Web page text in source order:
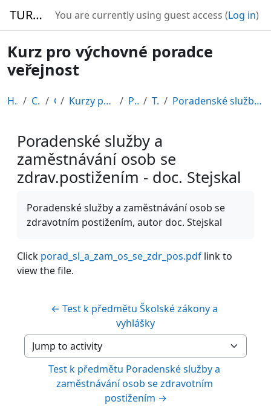
TURBO You are currently using guest access (Log in)
Kurz pro výchovné poradce
veřejnost
Home Courses CDV Kurzy připravené v rámci ESF POR12_1 Topic 5 Poradenské služby a zaměstnávání osob se zdrav.pos...
Poradenské služby a
zaměstnávání osob se
zdrav.postižením - doc. Stejskal
Poradenské služby a zaměstnávání osob se
zdravotním postižením, autor doc. Stejskal
Click porad_sl_a_zam_os_se_zdr_pos.pdf link to
view the file.
← Test k předmětu Školské zákony a
vyhlášky
Jump to activity
Test k předmětu Poradenské služby a
zaměstnávání osob se zdravotním
postižením →